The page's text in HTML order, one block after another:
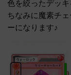
色を絞ったデッ
ちなみに魔素チ
ーになります♪